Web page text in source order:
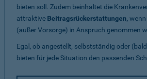
bieten soll. Zudem beinhaltet die
attraktive Beitragsrückerstattungen,
(außer Vorsorge) in Anspruch genommen
Egal, ob angestellt, selbstständig oder
bieten für jede Situation den passenden